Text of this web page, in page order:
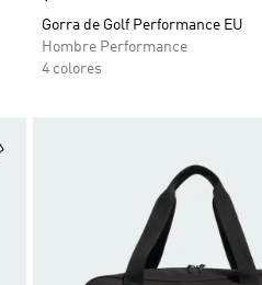
Gorra de Golf Performance EU
Hombre Performance
4 colores